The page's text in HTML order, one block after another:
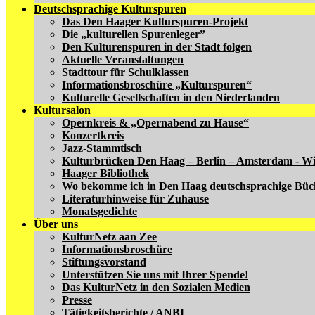
Deutschsprachige Kulturspuren
Das Den Haager Kulturspuren-Projekt
Die „kulturellen Spurenleger”
Den Kulturenspuren in der Stadt folgen
Aktuelle Veranstaltungen
Stadttour für Schulklassen
Informationsbroschüre „Kulturspuren“
Kulturelle Gesellschaften in den Niederlanden
Kultursalon
Opernkreis & „Opernabend zu Hause“
Konzertkreis
Jazz-Stammtisch
Kulturbrücken Den Haag – Berlin – Amsterdam -
Haager Bibliothek
Wo bekomme ich in Den Haag deutschsprachige
Literaturhinweise für Zuhause
Monatsgedichte
Über uns
KulturNetz aan Zee
Informationsbroschüre
Stiftungsvorstand
Unterstützen Sie uns mit Ihrer Spende!
Das KulturNetz in den Sozialen Medien
Presse
Tätigkeitsberichte / ANBI